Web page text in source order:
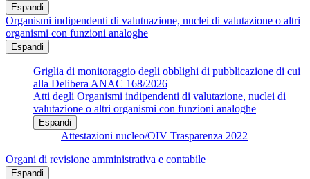
Espandi
Organismi indipendenti di valutuazione, nuclei di valutazione o altri
organismi con funzioni analoghe
Espandi
Griglia di monitoraggio degli obblighi di pubblicazione di cui
alla Delibera ANAC 168/2026
Atti degli Organismi indipendenti di valutazione, nuclei di
valutazione o altri organismi con funzioni analoghe
Espandi
Attestazioni nucleo/OIV Trasparenza 2022
Organi di revisione amministrativa e contabile
Espandi